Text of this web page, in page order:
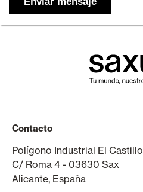
Contacto
Polígono Industrial El Castillo
C/ Roma 4 - 03630 Sax
Alicante, España